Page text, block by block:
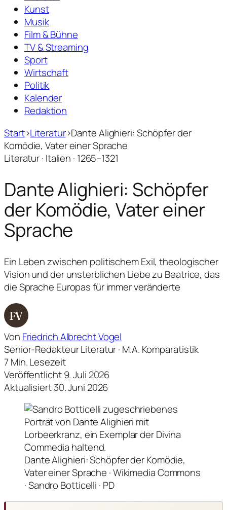
Kunst
Musik
Film & Bühne
TV & Streaming
Sport
Wirtschaft
Politik
Kalender
Redaktion
Start›Literatur›Dante Alighieri: Schöpfer der
Komödie, Vater einer Sprache
Literatur · Italien · 1265–1321
Dante Alighieri: Schöpfer
der Komödie, Vater einer
Sprache
Ein Leben zwischen politischem Exil, theologischer
Vision und der unsterblichen Liebe zu Beatrice, das
die Sprache Europas für immer veränderte
FV
Von Friedrich Albrecht Vogel
Senior-Redakteur Literatur · M.A. Komparatistik
7 Min. Lesezeit
Veröffentlicht 9. Juli 2026
Aktualisiert 30. Juni 2026
Dante Alighieri: Schöpfer der Komödie,
Vater einer Sprache · Wikimedia Commons
· Sandro Botticelli · PD